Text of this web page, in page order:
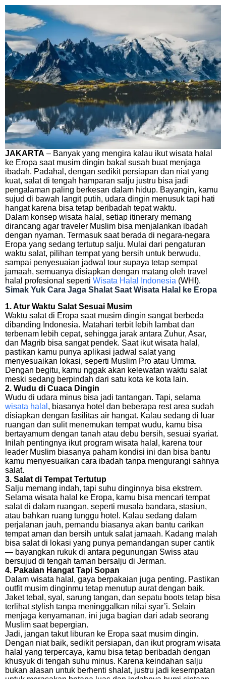
JAKARTA – Banyak yang mengira kalau ikut wisata halal
ke Eropa saat musim dingin bakal susah buat menjaga
ibadah. Padahal, dengan sedikit persiapan dan niat yang
kuat, salat di tengah hamparan salju justru bisa jadi
pengalaman paling berkesan dalam hidup. Bayangin, kamu
sujud di bawah langit putih, udara dingin menusuk tapi hati
hangat karena bisa tetap beribadah tepat waktu.
Dalam konsep wisata halal, setiap itinerary memang
dirancang agar traveler Muslim bisa menjalankan ibadah
dengan nyaman. Termasuk saat berada di negara-negara
Eropa yang sedang tertutup salju. Mulai dari pengaturan
waktu salat, pilihan tempat yang bersih untuk berwudu,
sampai penyesuaian jadwal tour supaya tetap sempat
jamaah, semuanya disiapkan dengan matang oleh travel
halal profesional seperti Wisata Halal Indonesia (WHI).
Simak Yuk Cara Jaga Shalat Saat Wisata Halal ke Eropa
1. Atur Waktu Salat Sesuai Musim
Waktu salat di Eropa saat musim dingin sangat berbeda
dibanding Indonesia. Matahari terbit lebih lambat dan
terbenam lebih cepat, sehingga jarak antara Zuhur, Asar,
dan Magrib bisa sangat pendek. Saat ikut wisata halal,
pastikan kamu punya aplikasi jadwal salat yang
menyesuaikan lokasi, seperti Muslim Pro atau Umma.
Dengan begitu, kamu nggak akan kelewatan waktu salat
meski sedang berpindah dari satu kota ke kota lain.
2. Wudu di Cuaca Dingin
Wudu di udara minus bisa jadi tantangan. Tapi, selama
wisata halal , biasanya hotel dan beberapa rest area sudah
disiapkan dengan fasilitas air hangat. Kalau sedang di luar
ruangan dan sulit menemukan tempat wudu, kamu bisa
bertayamum dengan tanah atau debu bersih, sesuai syariat.
Inilah pentingnya ikut program wisata halal, karena tour
leader Muslim biasanya paham kondisi ini dan bisa bantu
kamu menyesuaikan cara ibadah tanpa mengurangi sahnya
salat.
3. Salat di Tempat Tertutup
Salju memang indah, tapi suhu dinginnya bisa ekstrem.
Selama wisata halal ke Eropa, kamu bisa mencari tempat
salat di dalam ruangan, seperti musala bandara, stasiun,
atau bahkan ruang tunggu hotel. Kalau sedang dalam
perjalanan jauh, pemandu biasanya akan bantu carikan
tempat aman dan bersih untuk salat jamaah. Kadang malah
bisa salat di lokasi yang punya pemandangan super cantik
— bayangkan rukuk di antara pegunungan Swiss atau
bersujud di tengah taman bersalju di Jerman.
4. Pakaian Hangat Tapi Sopan
Dalam wisata halal, gaya berpakaian juga penting. Pastikan
outfit musim dinginmu tetap menutup aurat dengan baik.
Jaket tebal, syal, sarung tangan, dan sepatu boots tetap bisa
terlihat stylish tanpa meninggalkan nilai syar’i. Selain
menjaga kenyamanan, ini juga bagian dari adab seorang
Muslim saat bepergian.
Jadi, jangan takut liburan ke Eropa saat musim dingin.
Dengan niat baik, sedikit persiapan, dan ikut program wisata
halal yang terpercaya, kamu bisa tetap beribadah dengan
khusyuk di tengah suhu minus. Karena keindahan salju
bukan alasan untuk berhenti shalat, justru jadi kesempatan